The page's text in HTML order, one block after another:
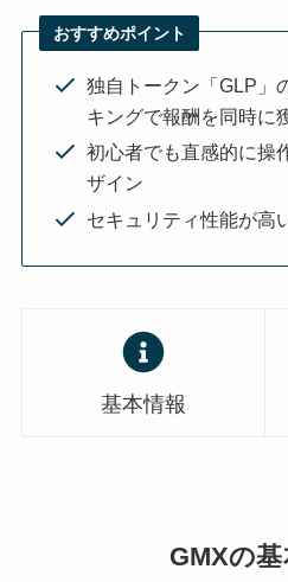
おすすめポイント
独自トークン「GLP」
キングで報酬を同時に
初心者でも直感的に操
ザイン
セキュリティ性能が高
基本情報
GMXの